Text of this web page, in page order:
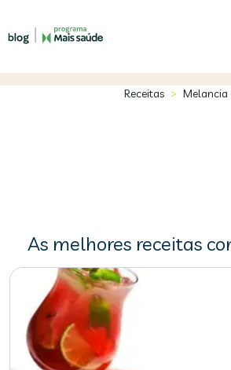
Receitas > Melancia
As melhores receitas